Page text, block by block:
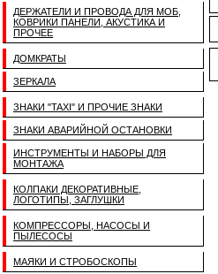
ДЕРЖАТЕЛИ И ПРОВОДА ДЛЯ МОБ,
КОВРИКИ ПАНЕЛИ, АКУСТИКА И
ПРОЧЕЕ
ДОМКРАТЫ
ЗЕРКАЛА
ЗНАКИ "TAXI" И ПРОЧИЕ ЗНАКИ
ЗНАКИ АВАРИЙНОЙ ОСТАНОВКИ
ИНСТРУМЕНТЫ И НАБОРЫ ДЛЯ
МОНТАЖА
КОЛПАКИ ДЕКОРАТИВНЫЕ,
ЛОГОТИПЫ, ЗАГЛУШКИ
КОМПРЕССОРЫ, НАСОСЫ И
ПЫЛЕСОСЫ
МАЯКИ И СТРОБОСКОПЫ